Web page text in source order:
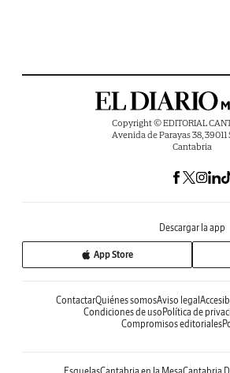
Copyright © EDITORIAL
Avenida de Parayas 38, 39011
Cantabria
Descargar la app
App Store
ContactarQuiénes somosAviso legal
Condiciones de usoPolítica de
Compromisos editoriales